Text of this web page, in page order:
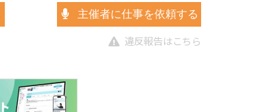
主催者に仕事を依頼する
違反報告はこちら